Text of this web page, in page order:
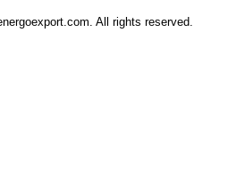
All rights reserved.